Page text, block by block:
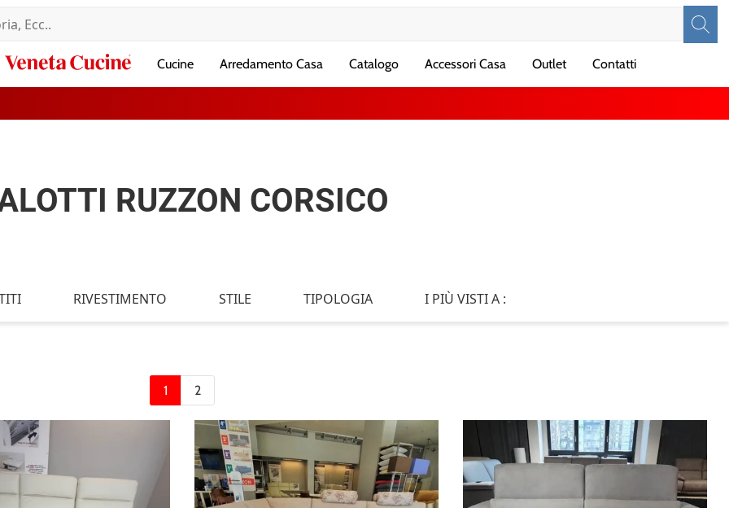
VenetaCucine Arredamento Casa Catalogo Accessori Casa Outlet Contatti
RUZZON CORSICO
RIVESTIMENTO STILE TIPOLOGIA I PIÙ VISTI A :
1 2